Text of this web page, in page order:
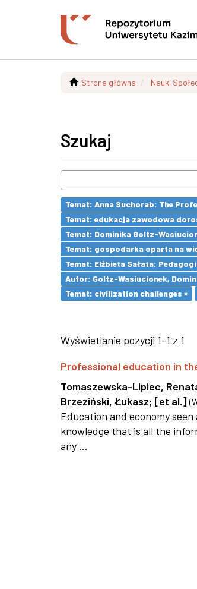
Strona główna Nauki
Szukaj
Temat: Anna Suchorab: The
Temat: edukacja zawodowa
Temat: Dominika Goltz-
Temat: gospodarka oparta na
Temat: Elżbieta Sałata:
Autor: Goltz-Wasiucionek,
Temat: civilization challenges ×
Wyświetlanie pozycji 1-1 z 1
Professional education in
Tomaszewska-Lipiec,
Brzeziński, Łukasz; [et al.] (
Education and economy
knowledge that is all the
any ...